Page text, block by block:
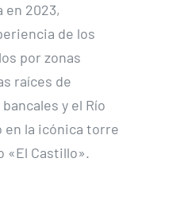
en 2023,
de los
por zonas
raíces de
y el Río
en la icónica torre
«El Castillo».